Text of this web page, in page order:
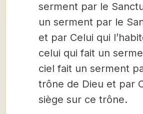
serment par le
un serment par le
et par Celui qui
celui qui fait un
ciel fait un serment
trône de Dieu et par
siège sur ce trône.